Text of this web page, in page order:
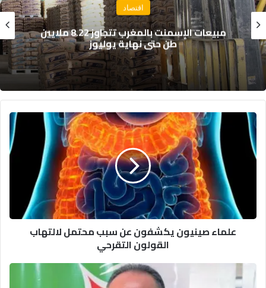
اقتصاد
مبيعات الإسمنت بالمغرب تتجاوز 8.22 ملايين
طن حتى نهاية يوليوز
علماء
صينيون
يكشفون
عن
القولون
التقرحي
علماء صينيون يكشفون عن سبب محتمل لالتهاب
القولون التقرحي
فضيحة